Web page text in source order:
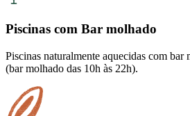
Piscinas com Bar molhado
Piscinas naturalmente aquecidas com bar
(bar molhado das 10h às 22h).